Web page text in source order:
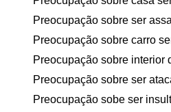
Preocupação sobre ser
Preocupação sobre carro
Preocupação sobre interior
Preocupação sobre ser
Preocupação sobe ser